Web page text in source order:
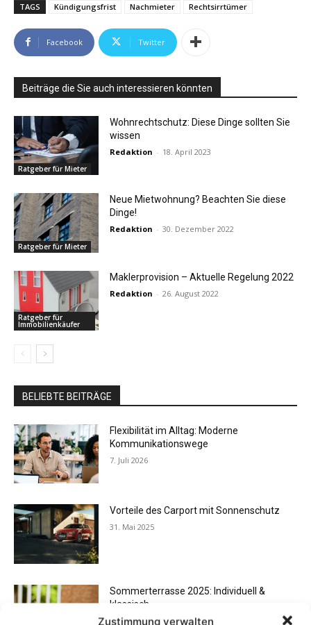
Zustimmung verwalten
TAGS Kündigungsfrist Nachmieter Rechtsirrtümer
Facebook Twitter
Beiträge die Sie auch interessieren könnten
Ratgeber für Mieter
Wohnrechtschutz: Diese Dinge sollten Sie
wissen
Redaktion - 18. April 2023
Ratgeber für Mieter
Neue Mietwohnung? Beachten Sie diese
Dinge!
Redaktion - 30. Dezember 2022
Ratgeber für
Immobilienkäufer
Maklerprovision – Aktuelle Regelung 2022
Redaktion - 26. August 2022
BELIEBTE BEITRÄGE
Flexibilität im Alltag: Moderne
Kommunikationswege
7. Juli 2026
Vorteile des Carport mit Sonnenschutz
31. Mai 2025
Sommerterrasse 2025: Individuell &
klassisch
29. März 2025